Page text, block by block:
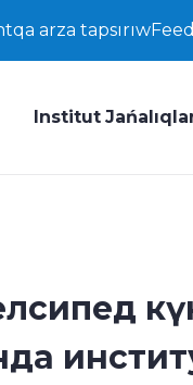
arza tapsırıw
Institut